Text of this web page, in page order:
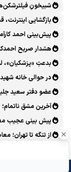
شبیخونِ
بازگشایی اینترنت،
پیش‌بینی احمد
هشدار صریح
بدعتِ «پزشکیان»،
قانون‌گریزی در
در حوالی خانه
عضو دفتر سعید
است
آخرین مشق
پربازدید شد
پیش بینی عجیب
محقق هم نشد!
از تنگه تا تهران؛